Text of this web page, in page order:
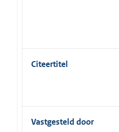
Citeertitel
Vastgesteld door